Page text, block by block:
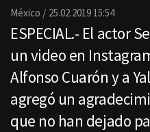
México 25.02.2019 15:54
ESPECIAL.- El actor
un video en
Alfonso Cuarón y a
agregó un
que no han dejado